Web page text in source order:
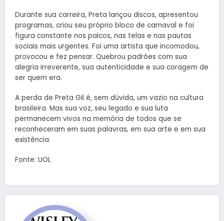
Durante sua carreira, Preta lançou discos, apresentou
programas, criou seu próprio bloco de carnaval e foi
figura constante nos palcos, nas telas e nas pautas
sociais mais urgentes. Foi uma artista que incomodou,
provocou e fez pensar. Quebrou padrões com sua
alegria irreverente, sua autenticidade e sua coragem de
ser quem era.
A perda de Preta Gil é, sem dúvida, um vazio na cultura
brasileira. Mas sua voz, seu legado e sua luta
permanecem vivos na memória de todos que se
reconheceram em suas palavras, em sua arte e em sua
existência.
Fonte: UOL